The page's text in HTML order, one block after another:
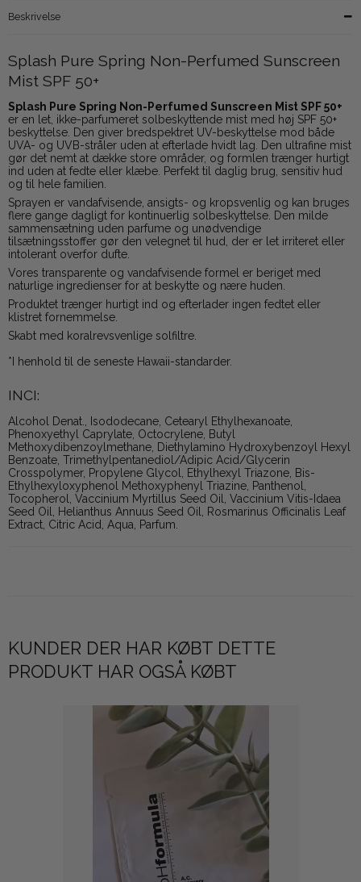
Beskrivelse
Splash Pure Spring Non-Perfumed Sunscreen
Mist SPF 50+
Splash Pure Spring Non-Perfumed Sunscreen Mist SPF 50+
er en let, ikke-parfumeret solbeskyttende mist med høj SPF 50+
beskyttelse. Den giver bredspektret UV-beskyttelse mod både
UVA- og UVB-stråler uden at efterlade hvidt lag. Den ultrafine mist
gør det nemt at dække store områder, og formlen trænger hurtigt
ind uden at fedte eller klæbe. Perfekt til daglig brug, sensitiv hud
og til hele familien.
Sprayen er vandafvisende, ansigts- og kropsvenlig og kan bruges
flere gange dagligt for kontinuerlig solbeskyttelse. Den milde
sammensætning uden parfume og unødvendige
tilsætningsstoffer gør den velegnet til hud, der er let irriteret eller
intolerant overfor dufte.
Vores transparente og vandafvisende formel er beriget med
naturlige ingredienser for at beskytte og nære huden.
Produktet trænger hurtigt ind og efterlader ingen fedtet eller
klistret fornemmelse.
Skabt med koralrevsvenlige solfiltre.
*I henhold til de seneste Hawaii-standarder.
INCI:
Alcohol Denat., Isododecane, Cetearyl Ethylhexanoate,
Phenoxyethyl Caprylate, Octocrylene, Butyl
Methoxydibenzoylmethane, Diethylamino Hydroxybenzoyl Hexyl
Benzoate, Trimethylpentanediol/Adipic Acid/Glycerin
Crosspolymer, Propylene Glycol, Ethylhexyl Triazone, Bis-
Ethylhexyloxyphenol Methoxyphenyl Triazine, Panthenol,
Tocopherol, Vaccinium Myrtillus Seed Oil, Vaccinium Vitis-Idaea
Seed Oil, Helianthus Annuus Seed Oil, Rosmarinus Officinalis Leaf
Extract, Citric Acid, Aqua, Parfum.
KUNDER DER HAR KØBT DETTE
PRODUKT HAR OGSÅ KØBT